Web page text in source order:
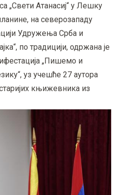
„Свети Атанасиј“ у Лешку
на северозападу
Удружења Срба и
по традицији, одржана је
„Пишемо и
уз учешће 27 аутора
књижевника из